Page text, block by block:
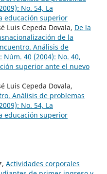
No. 54, La
educación superior
Luis Cepeda Dovala, De la
de la
Análisis de
40 (2004): No. 40,
superior ante el nuevo
Luis Cepeda Dovala,
Análisis de problemas
No. 54, La
educación superior
Actividades corporales